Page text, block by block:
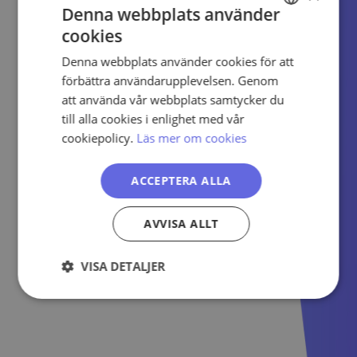
ENGLISH
PORTUGUESE
Denna webbplats använder
cookies
Denna webbplats använder cookies för att
förbättra användarupplevelsen. Genom
att använda vår webbplats samtycker du
till alla cookies i enlighet med vår
cookiepolicy. Läs mer om cookies
ACCEPTERA ALLA
AVVISA ALLT
VISA DETALJER
Strikt
Prestanda Inriktning